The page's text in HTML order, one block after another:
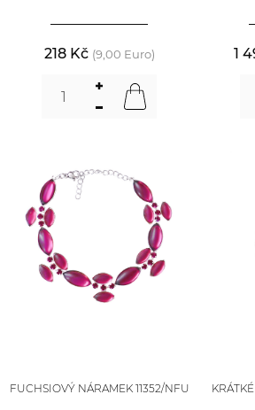
218 Kč (9,00 Euro) 1
FUCHSIOVÝ NÁRAMEK 11352/NFU